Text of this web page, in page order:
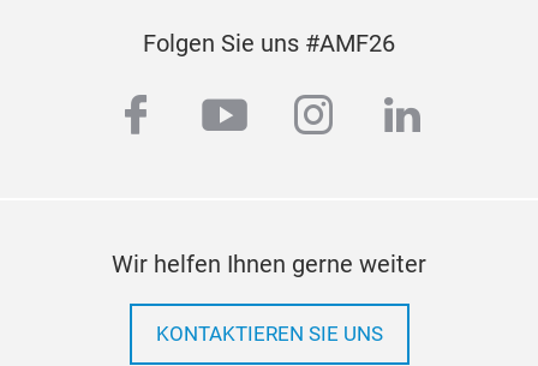
Folgen Sie uns #AMF26
facebook
youtubeinstagram
linkedin
Wir helfen Ihnen gerne weiter
KONTAKTIEREN SIE UNS